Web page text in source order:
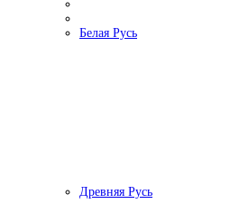
Белая Русь
Древняя Русь